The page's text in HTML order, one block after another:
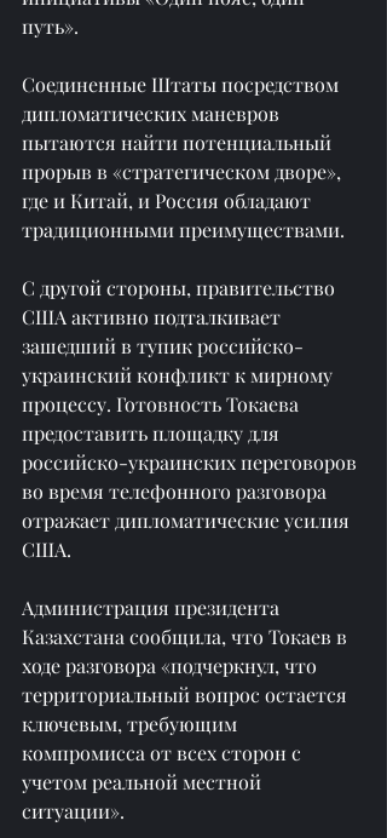
путь».
Соединенные Штаты посредством
дипломатических маневров
пытаются найти потенциальный
прорыв в «стратегическом дворе»,
где и Китай, и Россия обладают
традиционными преимуществами.
С другой стороны, правительство
США активно подталкивает
зашедший в тупик российско-
украинский конфликт к мирному
процессу. Готовность Токаева
предоставить площадку для
российско-украинских переговоров
во время телефонного разговора
отражает дипломатические усилия
США.
Администрация президента
Казахстана сообщила, что Токаев в
ходе разговора «подчеркнул, что
территориальный вопрос остается
ключевым, требующим
компромисса от всех сторон с
учетом реальной местной
ситуации».